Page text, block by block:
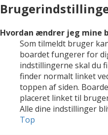
Hvordan ændrer jeg mine
Som tilmeldt bruger
boardet fungerer for
indstillingerne skal du
finder normalt linket
toppen af siden.
placeret linket til
Alle dine indstillinger
Top